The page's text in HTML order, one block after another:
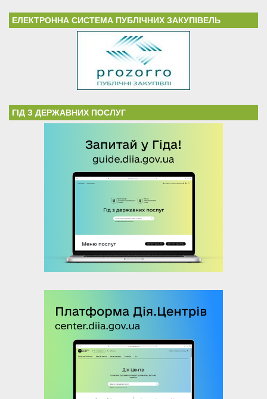
ЕЛЕКТРОННА СИСТЕМА ПУБЛІЧНИХ ЗАКУПІВЕЛЬ
ГІД З ДЕРЖАВНИХ ПОСЛУГ